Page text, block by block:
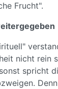
Frucht".
nicht rein
spricht